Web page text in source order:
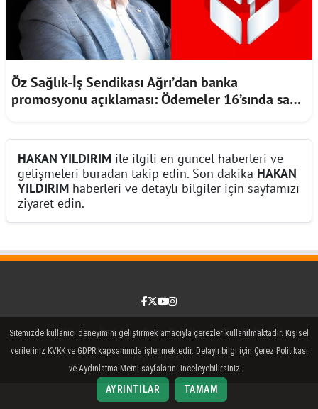
Öz Sağlık-İş Sendikası Ağrı’dan banka
promosyonu açıklaması: Ödemeler 16’sında saat
HAKAN YILDIRIM ile ilgili en güncel haberleri ve
gelişmeleri buradan takip edin. Son dakika HAKAN
YILDIRIM haberleri ve detaylı bilgiler için sayfamızı
ziyaret edin.
Facebook
Twitter (X)
YouTube
Instagram
Rss Künye İletişim Çerez Politikası
Gizlilik İlkeleri
Yayın İlkeleri
Sitemizde kullanıcı deneyimini geliştirmek amacıyla çerezler kullanılmaktadır. Kişisel
verileriniz KVKK ve GDPR kapsamında işlenmektedir. Detaylı bilgi için Çerez Politikası
ve Aydınlatma Metni sayfalarını inceleyebilirsiniz.
AYRINTILAR TAMAM